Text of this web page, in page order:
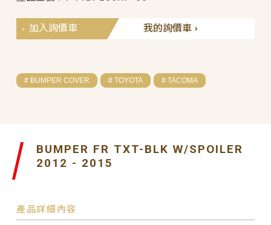
我的詢價車
加入詢價車
# BUMPER COVER # TOYOTA # TACOMA
BUMPER FR TXT-BLK W/SPOILER
2012 - 2015
產品詳細內容